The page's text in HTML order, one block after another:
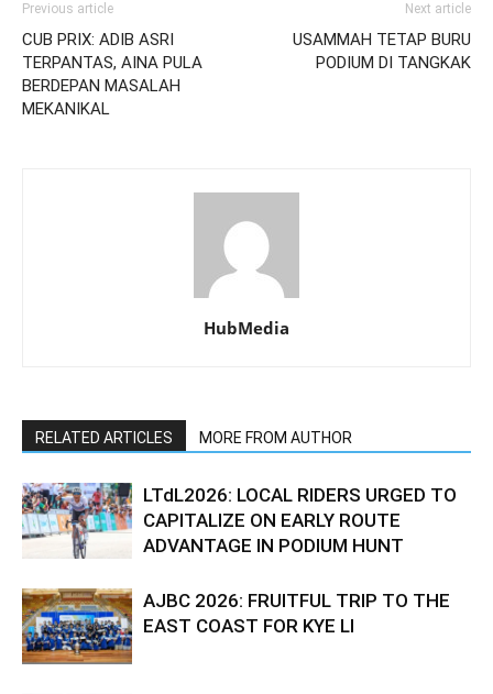
Previous article
CUB PRIX: ADIB ASRI
TERPANTAS, AINA PULA
BERDEPAN MASALAH
MEKANIKAL
Next article
USAMMAH TETAP BURU
PODIUM DI TANGKAK
HubMedia
RELATED ARTICLES MORE FROM AUTHOR
LTdL2026: LOCAL RIDERS URGED TO
CAPITALIZE ON EARLY ROUTE
ADVANTAGE IN PODIUM HUNT
AJBC 2026: FRUITFUL TRIP TO THE
EAST COAST FOR KYE LI